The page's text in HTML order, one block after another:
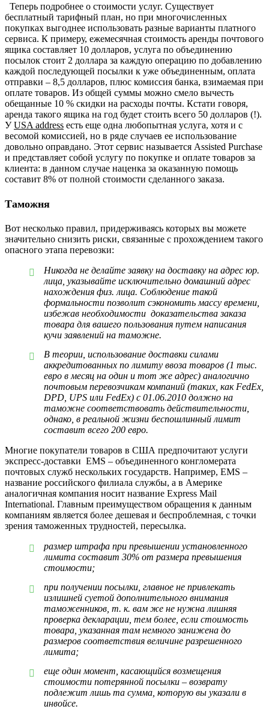
Теперь подробнее о стоимости услуг. Существует
бесплатный тарифный план, но при многочисленных
покупках выгоднее использовать разные варианты платного
сервиса. К примеру, ежемесячная стоимость аренды почтового
ящика составляет 10 долларов, услуга по объединению
посылок стоит 2 доллара за каждую операцию по добавлению
каждой последующей посылки к уже объединенным, оплата
отправки – 8,5 долларов, плюс комиссия банка, взимаемая при
оплате товаров. Из общей суммы можно смело вычесть
обещанные 10 % скидки на расходы почты. Кстати говоря,
аренда такого ящика на год будет стоить всего 50 долларов (!).
УUSA address есть еще одна любопытная услуга, хотя и с
весомой комиссией, но в ряде случаев ее использование
довольно оправдано. Этот сервис называется Assisted Purchase
и представляет собой услугу по покупке и оплате товаров за
клиента: в данном случае наценка за оказанную помощь
составит 8% от полной стоимости сделанного заказа.
Таможня
Вот несколько правил, придерживаясь которых вы можете
значительно снизить риски, связанные с прохождением такого
опасного этапа перевозки:
Никогда не делайте заявку на доставку на адрес юр.
лица, указывайте исключительно домашний адрес
нахождения физ. лица. Соблюдение такой
формальности позволит сэкономить массу времени,
избежав необходимости доказательства заказа
товара для вашего пользования путем написания
кучи заявлений на таможне.
В теории, использование доставки силами
аккредитованных по лимиту ввоза товаров (1 тыс.
евро в месяц на один и тот же адрес) аналогично
почтовым перевозчикам компаний (таких, как FedEx,
DPD, UPS или FedEx) с 01.06.2010 должно на
таможне соответствовать действительности,
однако, в реальной жизни беспошлинный лимит
составит всего 200 евро.
Многие покупатели товаров в США предпочитают услуги
экспресс-доставки EMS – объединенного конгломерата
почтовых служб нескольких государств. Например, EMS –
название российского филиала службы, а в Америке
аналогичная компания носит название Express Mail
International. Главным преимуществом обращения к данным
компаниям является более дешевая и беспроблемная, с точки
зрения таможенных трудностей, пересылка.
размер штрафа при превышении установленного
лимита составит 30% от размера превышения
стоимости;
при получении посылки, главное не привлекать
излишней суетой дополнительного внимания
таможенников, т. к. вам же не нужна лишняя
проверка декларации, тем более, если стоимость
товара, указанная там немного занижена до
размеров соответствия величине разрешенного
лимита;
еще один момент, касающийся возмещения
стоимости потерянной посылки – возврату
подлежит лишь та сумма, которую вы указали в
инвойсе.